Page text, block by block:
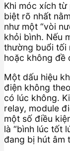
Khi móc xích
biệt rõ nhất
như một “vòi
khỏi bình. Nếu
thường buổi tối
hoặc không đề
Một dấu hiệu
điện không
có lúc không.
relay, module
một số điều
là “bình lúc tốt
đang bị hút âm